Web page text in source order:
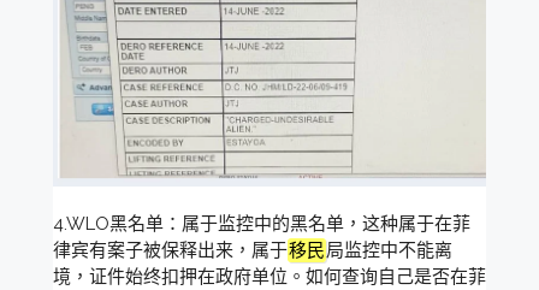
4.WLO黑名单：属于监控中的黑名单，这种属于在菲
律宾有案子被保释出来，属于移民局监控中不能离
境，证件始终扣押在政府单位。如何查询自己是否在菲